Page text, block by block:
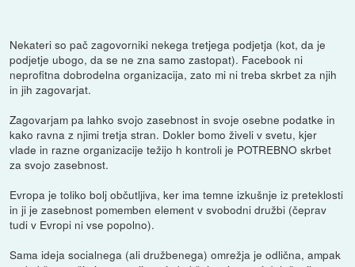
Nekateri so pač zagovorniki nekega tretjega podjetja (kot, da je
podjetje ubogo, da se ne zna samo zastopat). Facebook ni
neprofitna dobrodelna organizacija, zato mi ni treba skrbet za njih
in jih zagovarjat.
Zagovarjam pa lahko svojo zasebnost in svoje osebne podatke in
kako ravna z njimi tretja stran. Dokler bomo živeli v svetu, kjer
vlade in razne organizacije težijo h kontroli je POTREBNO skrbet
za svojo zasebnost.
Evropa je toliko bolj občutljiva, ker ima temne izkušnje iz preteklosti
in ji je zasebnost pomemben element v svobodni družbi (čeprav
tudi v Evropi ni vse popolno).
Sama ideja socialnega (ali družbenega) omrežja je odlična, ampak